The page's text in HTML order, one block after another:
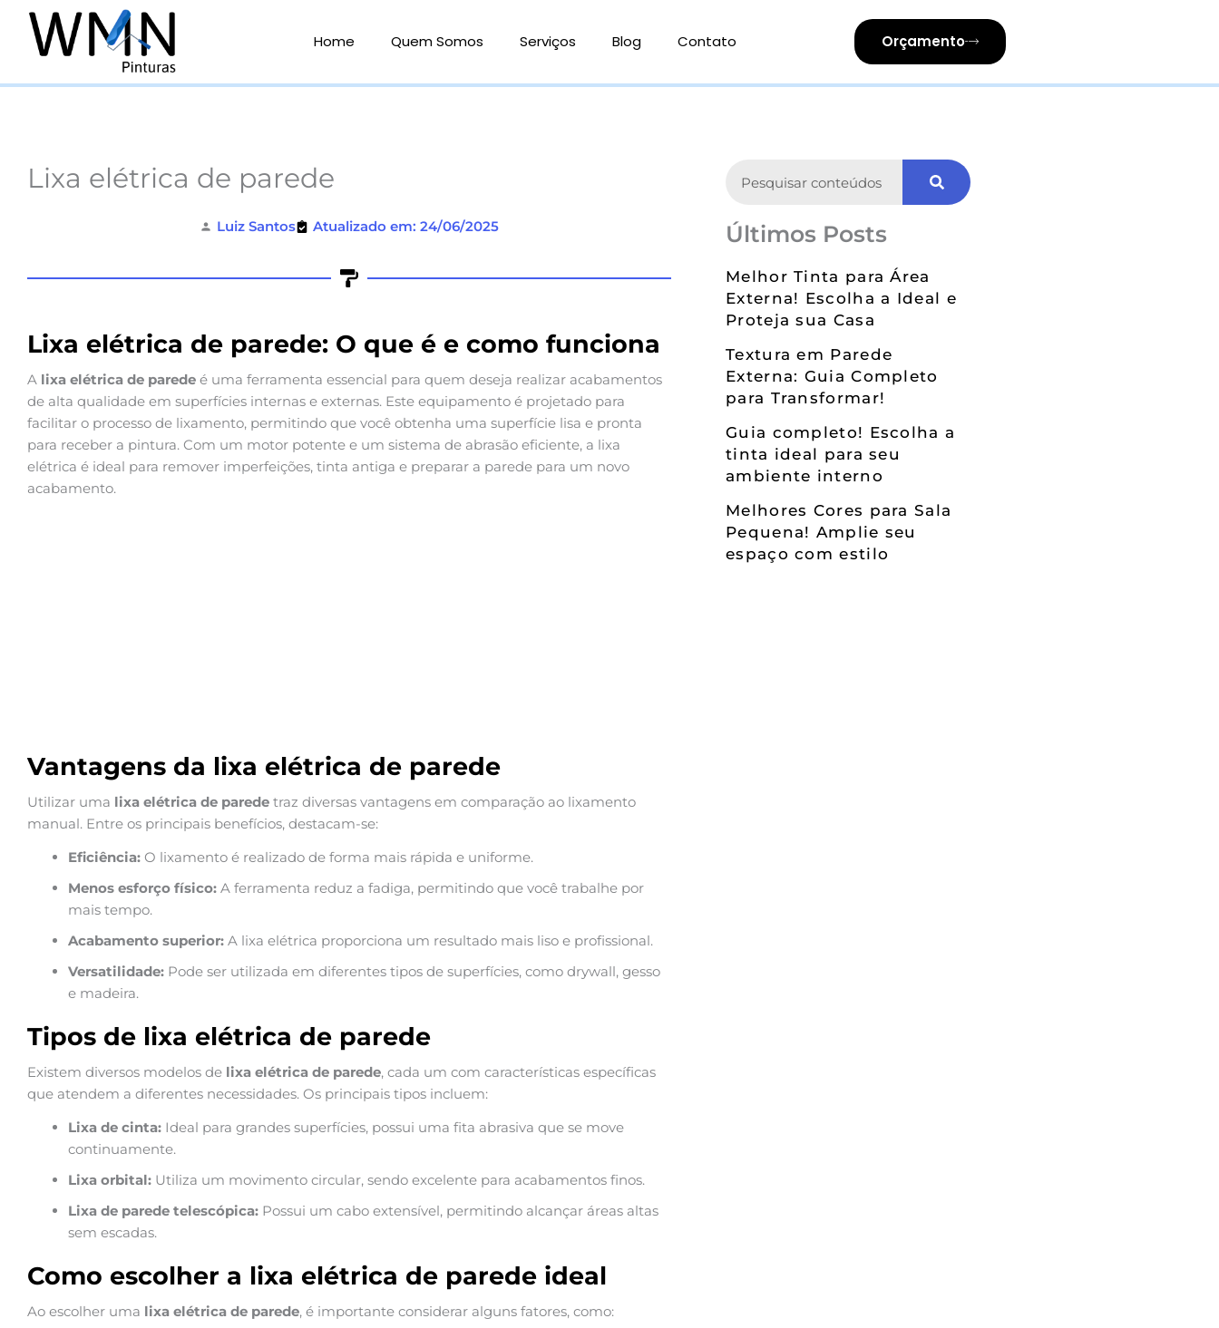
Home Quem Somos Serviços Blog Contato Orçamento
Lixa elétrica de parede
Luiz Santos Atualizado em: 24/06/2025
Lixa elétrica de parede: O que é e como funciona
A lixa elétrica de parede é uma ferramenta essencial para quem deseja realizar acabamentos
de alta qualidade em superfícies internas e externas. Este equipamento é projetado para
facilitar o processo de lixamento, permitindo que você obtenha uma superfície lisa e pronta
para receber a pintura. Com um motor potente e um sistema de abrasão eficiente, a lixa
elétrica é ideal para remover imperfeições, tinta antiga e preparar a parede para um novo
acabamento.
Vantagens da lixa elétrica de parede
Utilizar uma lixa elétrica de parede traz diversas vantagens em comparação ao lixamento
manual. Entre os principais benefícios, destacam-se:
Eficiência: O lixamento é realizado de forma mais rápida e uniforme.
Menos esforço físico: A ferramenta reduz a fadiga, permitindo que você trabalhe por
mais tempo.
Acabamento superior: A lixa elétrica proporciona um resultado mais liso e profissional.
Versatilidade: Pode ser utilizada em diferentes tipos de superfícies, como drywall, gesso
e madeira.
Tipos de lixa elétrica de parede
Existem diversos modelos de lixa elétrica de parede, cada um com características específicas
que atendem a diferentes necessidades. Os principais tipos incluem:
Lixa de cinta: Ideal para grandes superfícies, possui uma fita abrasiva que se move
continuamente.
Lixa orbital: Utiliza um movimento circular, sendo excelente para acabamentos finos.
Lixa de parede telescópica: Possui um cabo extensível, permitindo alcançar áreas altas
sem escadas.
Como escolher a lixa elétrica de parede ideal
Ao escolher uma lixa elétrica de parede, é importante considerar alguns fatores, como:
Últimos Posts
Melhor Tinta para Área
Externa! Escolha a Ideal e
Proteja sua Casa
Textura em Parede
Externa: Guia Completo
para Transformar!
Guia completo! Escolha a
tinta ideal para seu
ambiente interno
Melhores Cores para Sala
Pequena! Amplie seu
espaço com estilo